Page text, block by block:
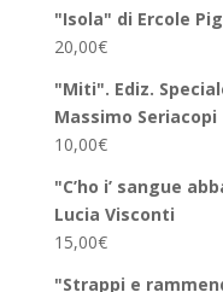
"Isola" di Ercole
20,00€
"Miti". Ediz.
Massimo Seriacopi
10,00€
"C’ho i’ sangue
Lucia Visconti
15,00€
"Strappi e